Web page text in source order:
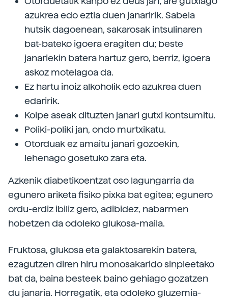
azukrea edo eztia duen janaririk. Sabela
hutsik dagoenean, sakarosak intsulinaren
bat-bateko igoera eragiten du; beste
janariekin batera hartuz gero, berriz, igoera
askoz motelagoa da.
Ez hartu inoiz alkoholik edo azukrea duen
edaririk.
Koipe aseak dituzten janari gutxi kontsumitu.
Poliki-poliki jan, ondo murtxikatu.
Otorduak ez amaitu janari gozoekin,
lehenago gosetuko zara eta.
Azkenik diabetikoentzat oso lagungarria da
egunero ariketa fisiko pixka bat egitea; egunero
ordu-erdiz ibiliz gero, adibidez, nabarmen
hobetzen da odoleko glukosa-maila.
Fruktosa, glukosa eta galaktosarekin batera,
ezagutzen diren hiru monosakarido sinpleetako
bat da, baina besteek baino gehiago gozatzen
du janaria. Horregatik, eta odoleko gluzemia-